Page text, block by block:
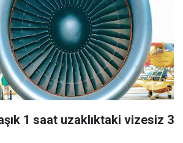
1 saat uzaklıktaki vizesiz 3